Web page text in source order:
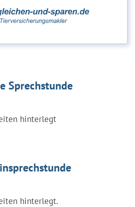
Sprechstunde
hinterlegt
hinterlegt.